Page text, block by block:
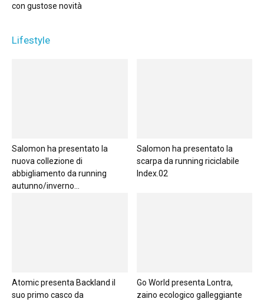
con gustose novità
Lifestyle
Salomon ha presentato la
nuova collezione di
abbigliamento da running
autunno/inverno...
Salomon ha presentato la
scarpa da running riciclabile
Index.02
Atomic presenta Backland il
suo primo casco da
Go World presenta Lontra,
zaino ecologico galleggiante